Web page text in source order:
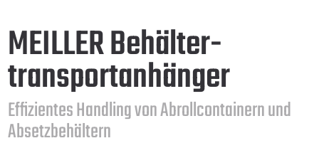
MEILLER Behälter­
transport­anhänger
Effizientes Handling von Abrollcontainern und
Absetzbehältern